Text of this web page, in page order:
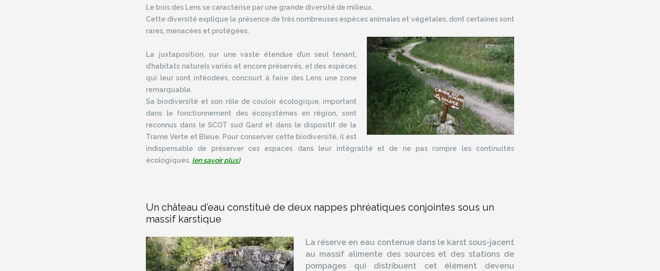
Le bois des Lens se caractérise par une grande diversité de milieux.
Cette diversité explique la présence de très nombreuses espèces animales et végétales, dont certaines sont
rares, menacées et protégées.
La juxtaposition, sur une vaste étendue d’un seul tenant,
d’habitats naturels variés et encore préservés, et des espèces
qui leur sont inféodées, concourt à faire des Lens une zone
remarquable.
Sa biodiversité et son rôle de couloir écologique, important
dans le fonctionnement des écosystèmes en région, sont
reconnus dans le SCOT sud Gard et dans le dispositif de la
Trame Verte et Bleue. Pour conserver cette biodiversité, il est
indispensable de préserver ces espaces dans leur intégralité et de ne pas rompre les continuités
écologiques. (en savoir plus)
Un château d’eau constitué de deux nappes phréatiques conjointes sous un
massif karstique
La réserve en eau contenue dans le karst sous-jacent
au massif alimente des sources et des stations de
pompages qui distribuent cet élément devenu